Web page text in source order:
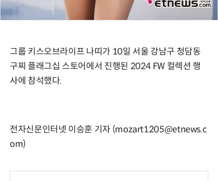
그룹 키스오브라이프 나띠가 10일 서울 강남구 청담동
구찌 플래그십 스토어에서 진행된 2024 FW 컬렉션 행
사에 참석했다.
전자신문인터넷 이승훈 기자 (mozart1205@etnews.c
om)